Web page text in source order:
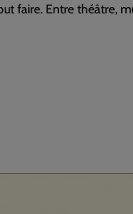
faire. Entre théâtre,